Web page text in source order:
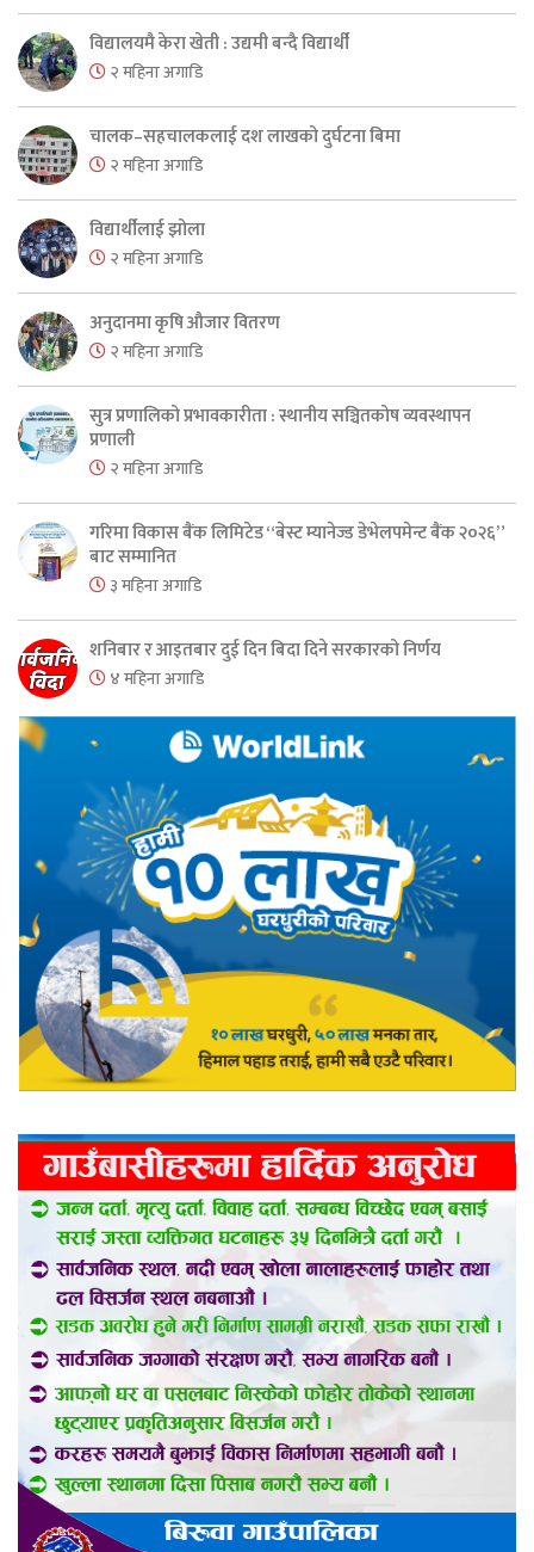
विद्यालयमै केरा खेती : उद्यमी बन्दै विद्यार्थी
२ महिना अगाडि
चालक–सहचालकलाई दश लाखको दुर्घटना बिमा
२ महिना अगाडि
विद्यार्थीलाई झोला
२ महिना अगाडि
अनुदानमा कृषि औजार वितरण
२ महिना अगाडि
सुत्र प्रणालिको प्रभावकारीता : स्थानीय सञ्चितकोष व्यवस्थापन
प्रणाली
२ महिना अगाडि
गरिमा विकास बैंक लिमिटेड “बेस्ट म्यानेज्ड डेभेलपमेन्ट बैंक २०२६”
बाट सम्मानित
३ महिना अगाडि
शनिबार र आइतबार दुई दिन बिदा दिने सरकारको निर्णय
४ महिना अगाडि